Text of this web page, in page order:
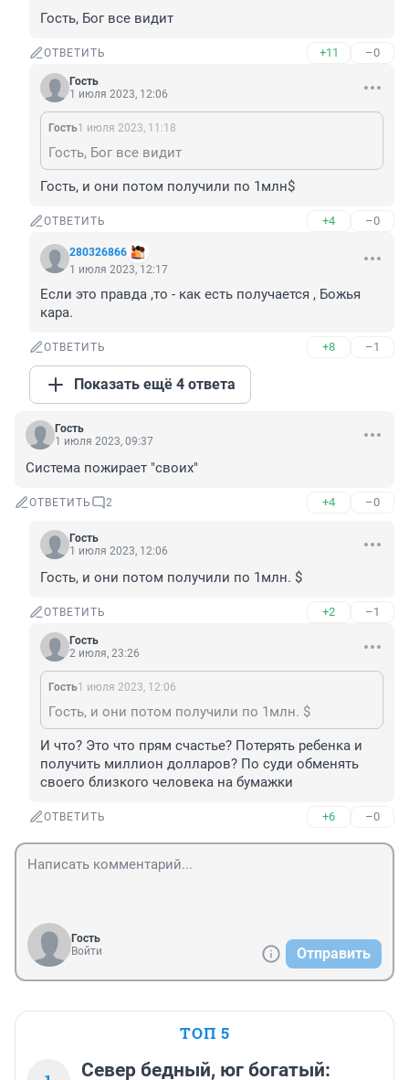
Гость, Бог все видит
ОТВЕТИТЬ +11 –0
Гость
1 июля 2023, 12:06
Гость1 июля 2023, 11:18
Гость, Бог все видит
Гость, и они потом получили по 1млн$
ОТВЕТИТЬ +4 –0
280326866
1 июля 2023, 12:17
Если это правда ,то - как есть получается , Божья
кара.
ОТВЕТИТЬ +8 –1
Показать ещё 4 ответа
Гость
1 июля 2023, 09:37
Система пожирает "своих"
ОТВЕТИТЬ 2 +4 –0
Гость
1 июля 2023, 12:06
Гость, и они потом получили по 1млн. $
ОТВЕТИТЬ +2 –1
Гость
2 июля, 23:26
Гость1 июля 2023, 12:06
Гость, и они потом получили по 1млн. $
И что? Это что прям счастье? Потерять ребенка и
получить миллион долларов? По суди обменять
своего близкого человека на бумажки
ОТВЕТИТЬ +6 –0
Гость
Войти
Отправить
ТОП 5
Север бедный, юг богатый: